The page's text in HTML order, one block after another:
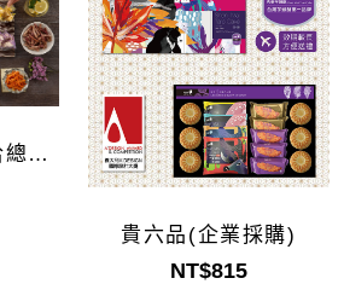
公
貴六品(企業採購)
NT$815